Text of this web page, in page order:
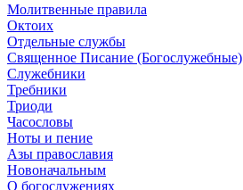
Молитвенные правила
Октоих
Отдельные службы
Священное Писание (Богослужебные)
Служебники
Требники
Триоди
Часословы
Ноты и пение
Азы православия
Новоначальным
О богослужениях